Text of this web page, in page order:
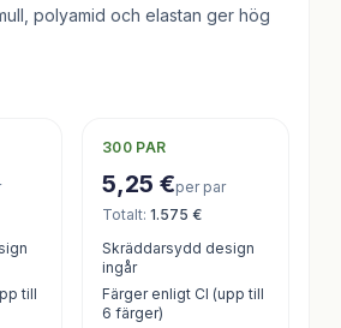
polyamid och elastan ger hög
till
300 PAR
5,25 €per par
Totalt: 1.575 €
Skräddarsydd design
ingår
Färger enligt CI (upp till
6 färger)